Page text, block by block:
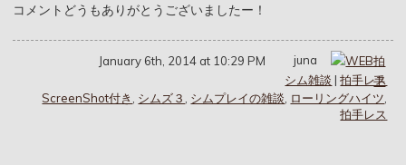
コメントどうもありがとうございましたー！
January 6th, 2014 at 10:29 PM
juna
シム雑談 |拍手レス
ScreenShot付き
シムズ３ シムプレイの雑談 ローリングハイツ
拍手レス